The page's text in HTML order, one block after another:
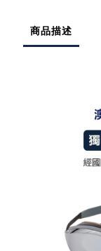
商品描述